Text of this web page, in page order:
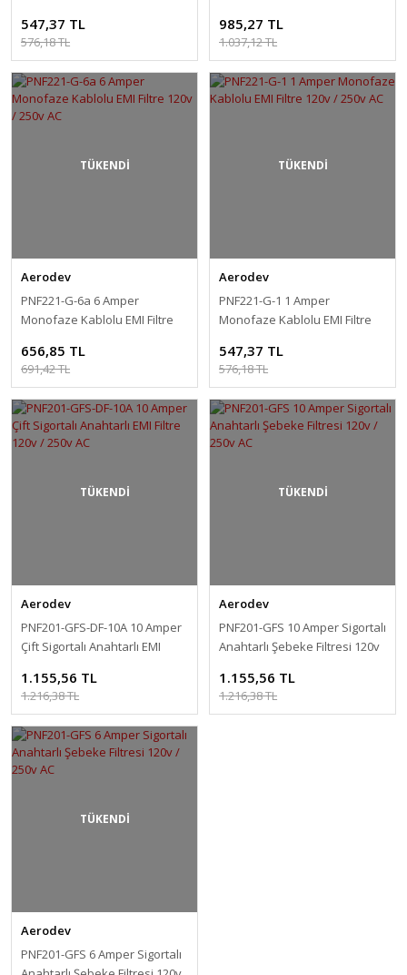
547,37 TL
576,18 TL
985,27 TL
1.037,12 TL
TÜKENDİ
Aerodev
PNF221-G-6a 6 Amper
Monofaze Kablolu EMI Filtre
656,85 TL
691,42 TL
TÜKENDİ
Aerodev
PNF221-G-1 1 Amper
Monofaze Kablolu EMI Filtre
547,37 TL
576,18 TL
TÜKENDİ
Aerodev
PNF201-GFS-DF-10A 10 Amper
Çift Sigortalı Anahtarlı EMI
1.155,56 TL
1.216,38 TL
TÜKENDİ
Aerodev
PNF201-GFS 10 Amper Sigortalı
Anahtarlı Şebeke Filtresi 120v
1.155,56 TL
1.216,38 TL
TÜKENDİ
Aerodev
PNF201-GFS 6 Amper Sigortalı